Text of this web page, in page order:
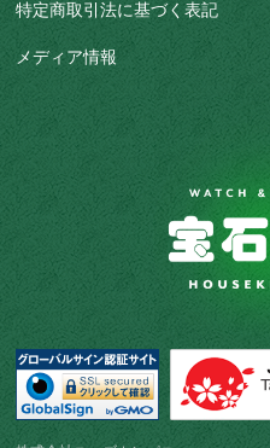
特定商取引法に基づく表記
メディア情報